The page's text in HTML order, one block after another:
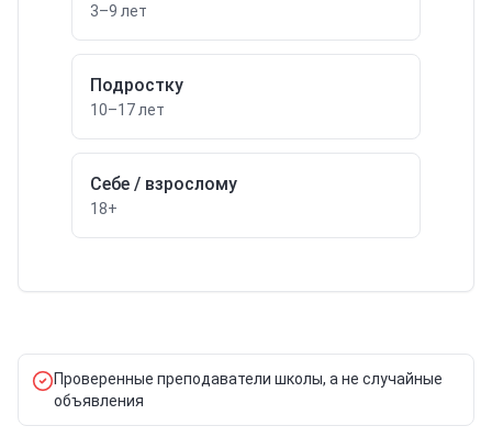
3–9 лет
Подростку
10–17 лет
Себе / взрослому
18+
Проверенные преподаватели школы, а не случайные
объявления